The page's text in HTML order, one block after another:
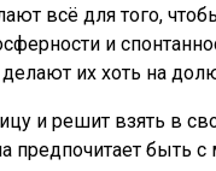
всё для того,
и
их хоть на
и решит взять в
предпочитает быть